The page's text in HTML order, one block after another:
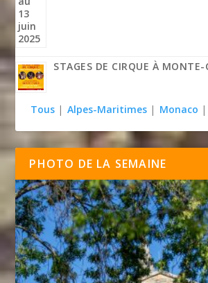
STAGES DE CIRQUE À MONTE-
Tous | Alpes-Maritimes | Monaco |
PHOTO DE LA SEMAINE